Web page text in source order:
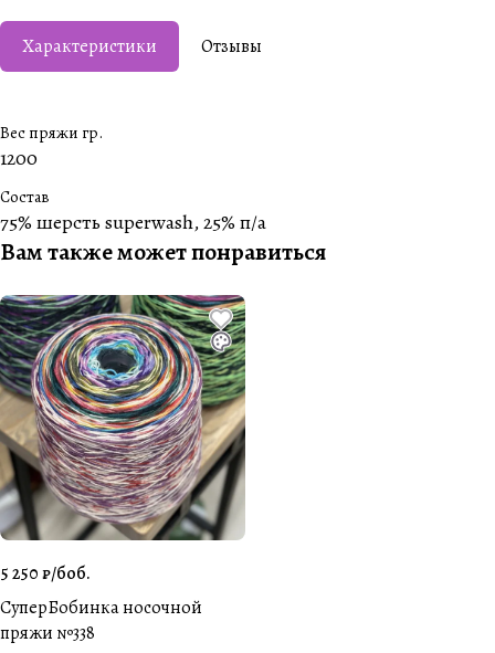
Характеристики Отзывы
Вес пряжи гр.
1200
Состав
75% шерсть superwash, 25% п/а
Вам также может понравиться
5 250 ₽/боб.
СуперБобинка носочной
пряжи №338